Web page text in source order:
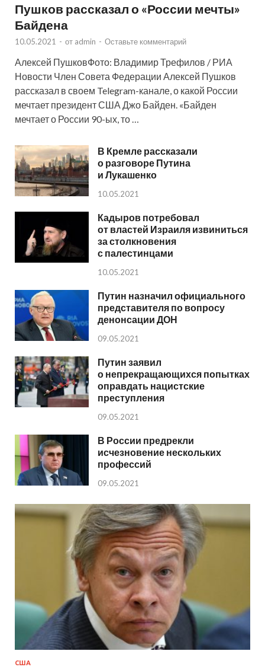
Пушков рассказал о «России мечты»
Байдена
10.05.2021 - от admin - Оставьте комментарий
Алексей ПушковФото: Владимир Трефилов / РИА
Новости Член Совета Федерации Алексей Пушков
рассказал в своем Telegram-канале, о какой России
мечтает президент США Джо Байден. «Байден
мечтает о России 90-ых, то …
В Кремле рассказали
о разговоре Путина
и Лукашенко
10.05.2021
Кадыров потребовал
от властей Израиля извиниться
за столкновения
с палестинцами
10.05.2021
Путин назначил официального
представителя по вопросу
денонсации ДОН
09.05.2021
Путин заявил
о непрекращающихся попытках
оправдать нацистские
преступления
09.05.2021
В России предрекли
исчезновение нескольких
профессий
09.05.2021
США